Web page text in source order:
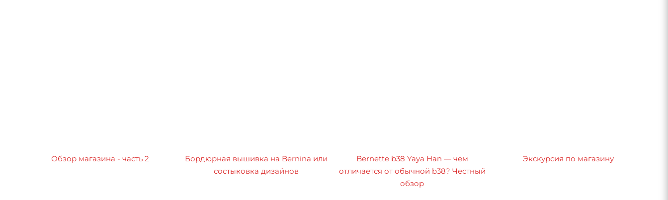
Обзор магазина - часть 2
Бордюрная вышивка на Bernina или
состыковка дизайнов
Bernette b38 Yaya Han — чем
отличается от обычной b38? Честный
обзор
Экскурсия по магазину